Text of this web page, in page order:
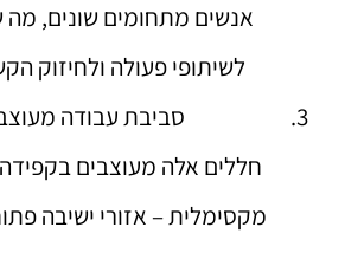
אנשים מתחומים שונים, מה
לשיתופי פעולה ולחיזוק
סביבת עבודה
חללים אלה מעוצבים
מקסימלית – אזורי ישיבה